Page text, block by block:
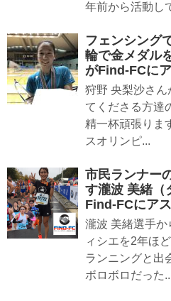
年前から活動し
フェンシング
輪で金メダル
がFind-FCに
狩野 央梨沙さん
てくださる方達
精一杯頑張りま
スオリンピ...
市民ランナー
す瀧波 美緒（
Find-FCにア
瀧波 美緒選手か
ィシエを2年ほ
ランニングと出
ボロボロだった